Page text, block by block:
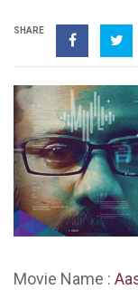
SHARE
Movie Name :